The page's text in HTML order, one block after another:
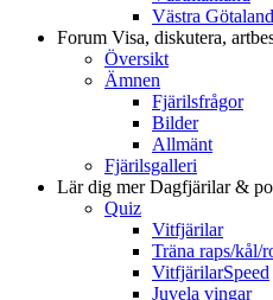
Västra Götaland
Forum Visa, diskutera,
Översikt
Ämnen
Fjärilsfrågor
Bilder
Allmänt
Fjärilsgalleri
Lär dig merDagfjärilar &
Quiz
Vitfjärilar
Träna raps/kål/
VitfjärilarSpeed
Juvela vingar